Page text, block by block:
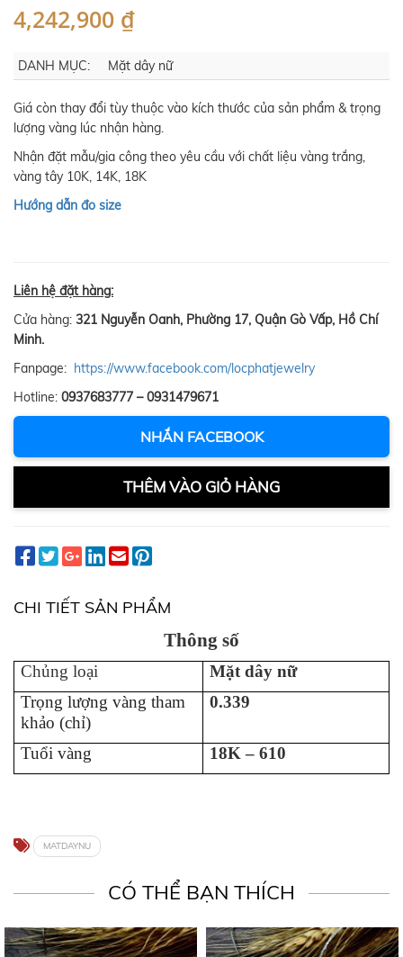
4,242,900 ₫
DANH MỤC: Mặt dây nữ
Giá còn thay đổi tùy thuộc vào kích thước của sản phẩm & trọng
lượng vàng lúc nhận hàng.
Nhận đặt mẫu/gia công theo yêu cầu với chất liệu vàng trắng,
vàng tây 10K, 14K, 18K
Hướng dẫn đo size
Liên hệ đặt hàng:
Cửa hàng: 321 Nguyễn Oanh, Phường 17, Quận Gò Vấp, Hồ Chí
Minh.
Fanpage: https://www.facebook.com/locphatjewelry
Hotline: 0937683777 – 0931479671
NHẮN FACEBOOK
THÊM VÀO GIỎ HÀNG
CHI TIẾT SẢN PHẨM
Thông số
Chủng loại
Mặt dây nữ
Trọng lượng vàng tham
khảo (chỉ)
0.339
Tuổi vàng 18K – 610
MATDAYNU
CÓ THỂ BẠN THÍCH